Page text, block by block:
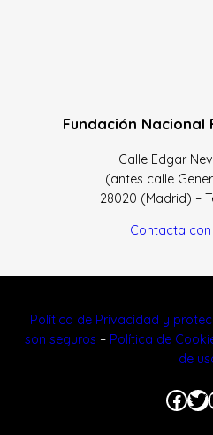
Fundación Nacional
Calle Edgar
(antes calle
28020 (Madrid) –
Contacta
Política de Privacidad y
son seguros – Política de
de